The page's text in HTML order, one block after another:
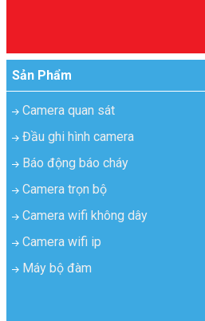
Sản Phẩm
Camera quan sát
Đầu ghi hình camera
Báo động báo cháy
Camera trọn bộ
Camera wifi không dây
Camera wifi ip
Máy bộ đàm